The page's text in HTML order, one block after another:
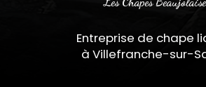
Entreprise de chape
à Villefranche-sur-